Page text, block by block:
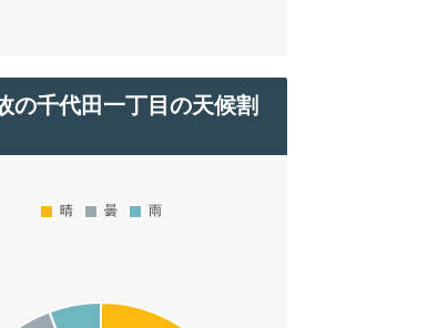
の千代田一丁目の天候割